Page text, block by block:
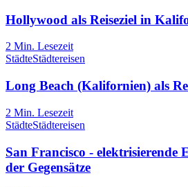
Hollywood als Reiseziel in
2 Min. Lesezeit
StädteStädtereisen
Long Beach (Kalifornien) als
2 Min. Lesezeit
StädteStädtereisen
San Francisco - elektrisierende
der Gegensätze